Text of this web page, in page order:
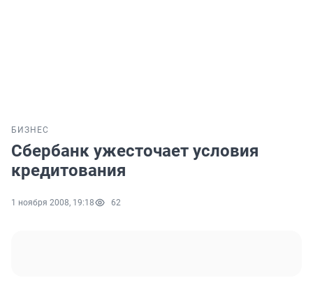
БИЗНЕС
Сбербанк ужесточает условия
кредитования
1 ноября 2008, 19:18 62